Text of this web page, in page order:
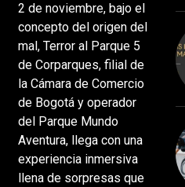
2 de noviembre, bajo el
concepto del origen del
mal, Terror al Parque 5
de Corparques, filial de
la Cámara de Comercio
de Bogotá y operador
del Parque Mundo
Aventura, llega con una
experiencia inmersiva
llena de sorpresas que